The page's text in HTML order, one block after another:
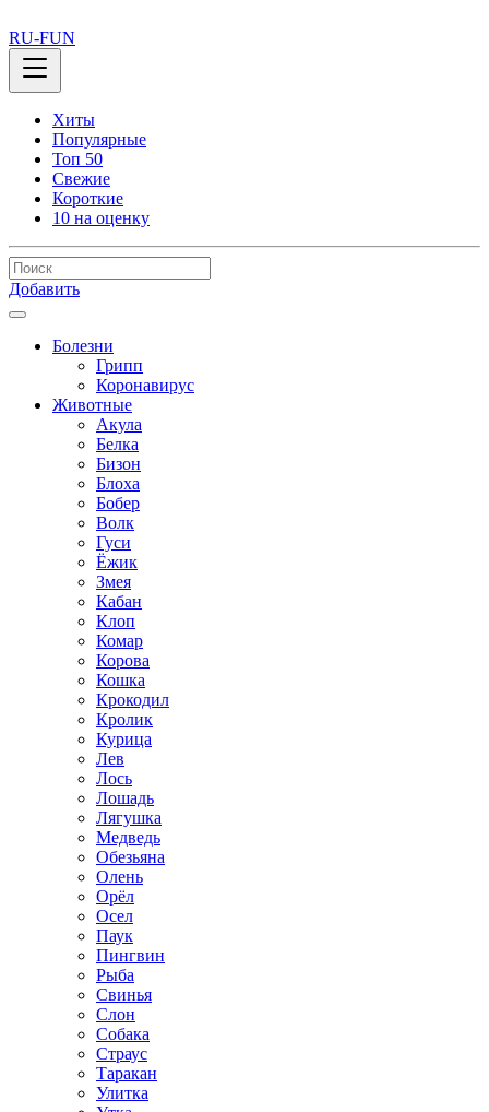
RU-FUN
Хиты
Популярные
Топ 50
Свежие
Короткие
10 на оценку
Добавить
Болезни
Грипп
Коронавирус
Животные
Акула
Белка
Бизон
Блоха
Бобер
Волк
Гуси
Ёжик
Змея
Кабан
Клоп
Комар
Корова
Кошка
Крокодил
Кролик
Курица
Лев
Лось
Лошадь
Лягушка
Медведь
Обезьяна
Олень
Орёл
Осел
Паук
Пингвин
Рыба
Свинья
Слон
Собака
Страус
Таракан
Улитка